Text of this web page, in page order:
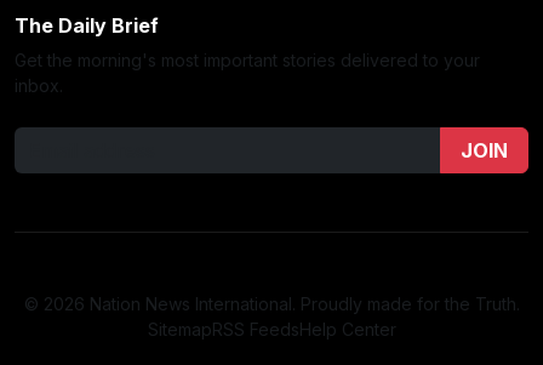
The Daily Brief
Get the morning's most important stories delivered to your
inbox.
JOIN
© 2026 Nation News International. Proudly made for the Truth.
SitemapRSS FeedsHelp Center